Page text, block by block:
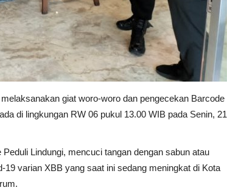
giat woro-woro dan pengecekan Barcode
di lingkungan RW 06 pukul 13.00 WIB pada Senin, 21
Lindungi, mencuci tangan dengan sabun atau
varian XBB yang saat ini sedang meningkat di Kota